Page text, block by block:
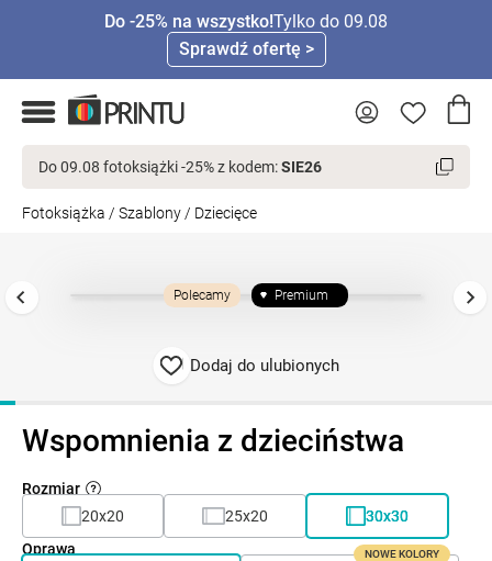
Do -25% na wszystko!Tylko do 09.08
Sprawdź ofertę >
Do 09.08 fotoksiążki -25% z kodem:SIE26
Fotoksiążka / Szablony / Dziecięce
Polecamy Premium
Dodaj do ulubionych
Wspomnienia z dzieciństwa
Rozmiar
20x20
25x20
30x30
Oprawa
NOWE KOLORY